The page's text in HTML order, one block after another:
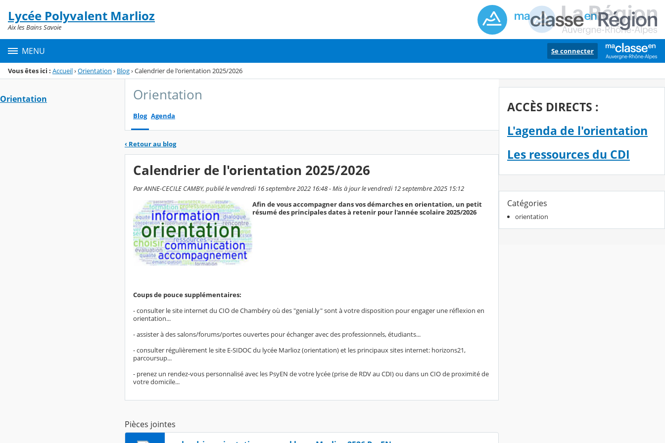
Menu de la rubrique
Contenu
Lycée Polyvalent Marlioz
Aix les Bains Savoie
MENU Se connecter
Vous êtes ici : Accueil›Orientation › Blog›Calendrier de l'orientation 2025/2026
Orientation Orientation
Blog Agenda
‹ Retour au blog
Calendrier de l'orientation 2025/2026
Par ANNE-CECILE CAMBY, publié le vendredi 16 septembre 2022 16:48 - Mis à jour le vendredi 12 septembre 2025 15:12
Afin de vous accompagner dans vos démarches en orientation, un petit
résumé des principales dates à retenir pour l'année scolaire 2025/2026
Coups de pouce supplémentaires:
- consulter le site internet du CIO de Chambéry où des "genial.ly" sont à votre disposition pour engager une réflexion en
orientation...
- assister à des salons/forums/portes ouvertes pour échanger avec des professionnels, étudiants...
- consulter régulièrement le site E-SIDOC du lycée Marlioz (orientation) et les principaux sites internet: horizons21,
parcoursup...
- prenez un rendez-vous personnalisé avec les PsyEN de votre lycée (prise de RDV au CDI) ou dans un CIO de proximité de
votre domicile...
Pièces jointes
ACCÈS DIRECTS :
L'agenda de l'orientation
Les ressources du CDI
Catégories
orientation